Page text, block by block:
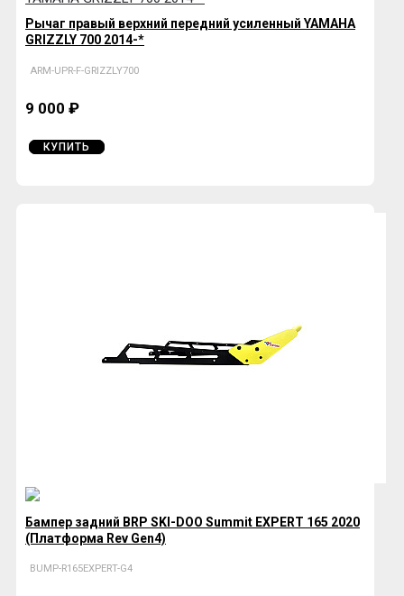
Рычаг правый верхний передний усиленный YAMAHA
GRIZZLY 700 2014-*
ARM-UPR-F-GRIZZLY700
9 000 ₽
КУПИТЬ
Бампер задний BRP SKI-DOO Summit EXPERT 165 2020
(Платформа Rev Gen4)
BUMP-R165EXPERT-G4